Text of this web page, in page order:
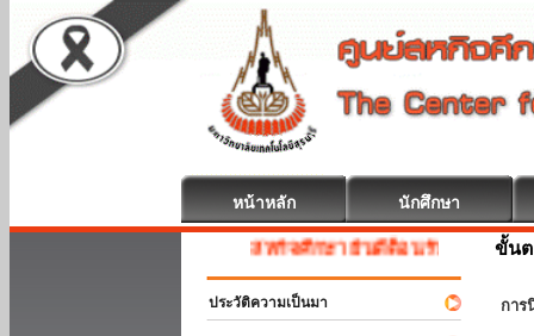
หน้าหลัก นักศึกษา
สหกิจศึกษา ยินดีต้อนรับ
ประวัติความเป็นมา
ขั้นต
การ